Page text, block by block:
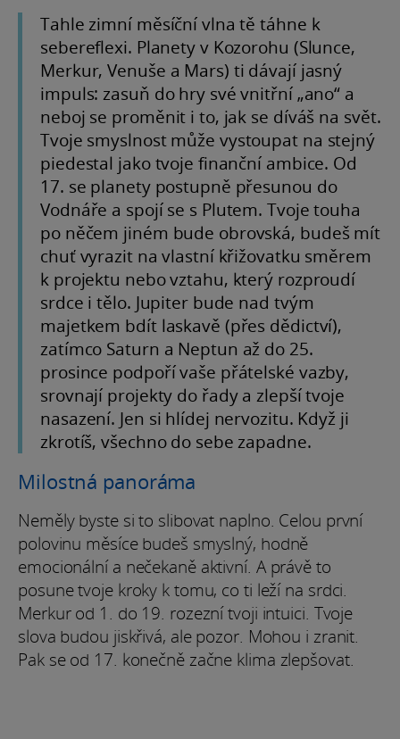
Tahle zimní měsíční vlna tě táhne k
sebereflexi. Planety v Kozorohu (Slunce,
Merkur, Venuše a Mars) ti dávají jasný
impuls: zasuň do hry své vnitřní „ano“ a
neboj se proměnit i to, jak se díváš na svět.
Tvoje smyslnost může vystoupat na stejný
piedestal jako tvoje finanční ambice. Od
17. se planety postupně přesunou do
Vodnáře a spojí se s Plutem. Tvoje touha
po něčem jiném bude obrovská, budeš mít
chuť vyrazit na vlastní křižovatku směrem
k projektu nebo vztahu, který rozproudí
srdce i tělo. Jupiter bude nad tvým
majetkem bdít laskavě (přes dědictví),
zatímco Saturn a Neptun až do 25.
prosince podpoří vaše přátelské vazby,
srovnají projekty do řady a zlepší tvoje
nasazení. Jen si hlídej nervozitu. Když ji
zkrotíš, všechno do sebe zapadne.
Milostná panoráma
Neměly byste si to slibovat naplno. Celou první
polovinu měsíce budeš smyslný, hodně
emocionální a nečekaně aktivní. A právě to
posune tvoje kroky k tomu, co ti leží na srdci.
Merkur od 1. do 19. rozezní tvoji intuici. Tvoje
slova budou jiskřivá, ale pozor. Mohou i zranit.
Pak se od 17. konečně začne klima zlepšovat.